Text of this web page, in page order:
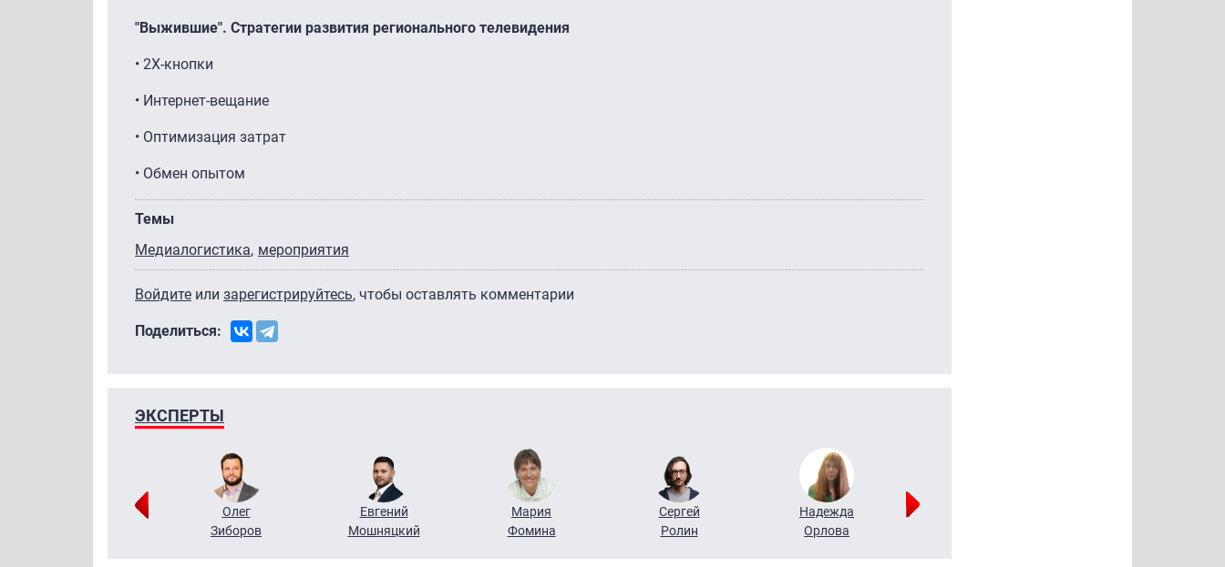
"Выжившие". Стратегии развития регионального телевидения
• 2Х-кнопки
• Интернет-вещание
• Оптимизация затрат
• Обмен опытом
Темы
Медиалогистика мероприятия
Войдите или зарегистрируйтесь, чтобы оставлять комментарии
Поделиться:
ЭКСПЕРТЫ
Олег
Зиборов
Евгений
Мошняцкий
Мария
Фомина
Сергей
Ролин
Надежда
Орлова